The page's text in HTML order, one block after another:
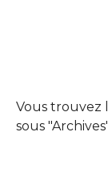
Vous trouvez
sous